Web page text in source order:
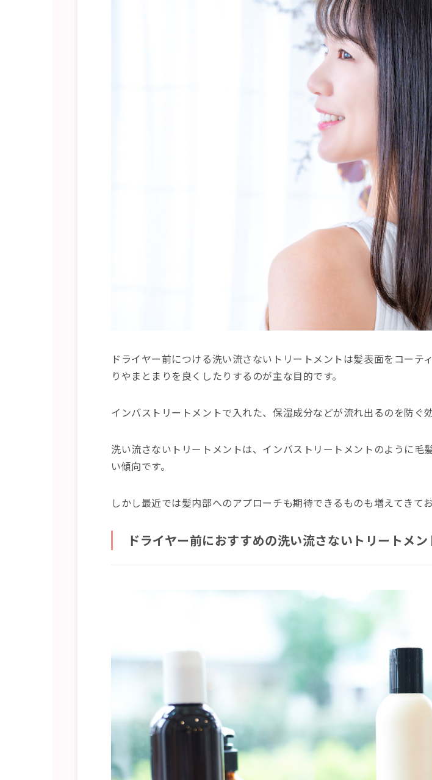
ドライヤー前につける洗い流さないトリートメントは髪表面をコー
りやまとまりを良くしたりするのが主な目的です。
インバストリートメントで入れた、保湿成分などが流れ出るのを防ぐ
洗い流さないトリートメントは、インバストリートメントのように
い傾向です。
しかし最近では髪内部へのアプローチも期待できるものも増えてきて
ドライヤー前におすすめの洗い流さないトリートメン